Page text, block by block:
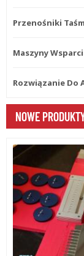
Przenośniki
Maszyny
Rozwiązanie Do
NOWE